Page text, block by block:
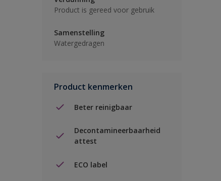
Product is gereed voor gebruik
Samenstelling
Watergedragen
Product kenmerken
Beter reinigbaar
Decontamineerbaarheid
attest
ECO label